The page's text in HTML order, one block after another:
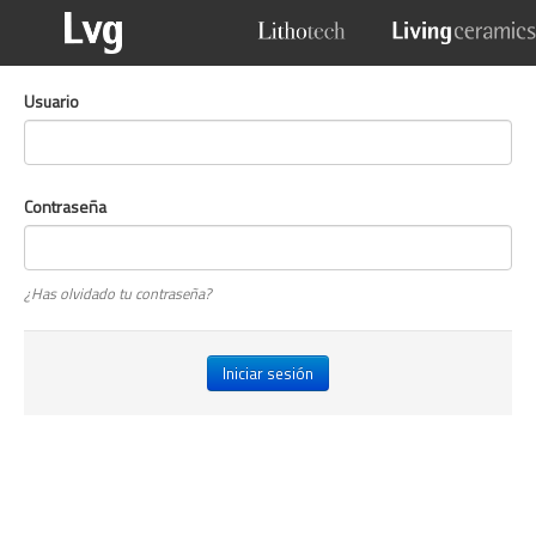
Usuario
Contraseña
¿Has olvidado tu contraseña?
Iniciar sesión